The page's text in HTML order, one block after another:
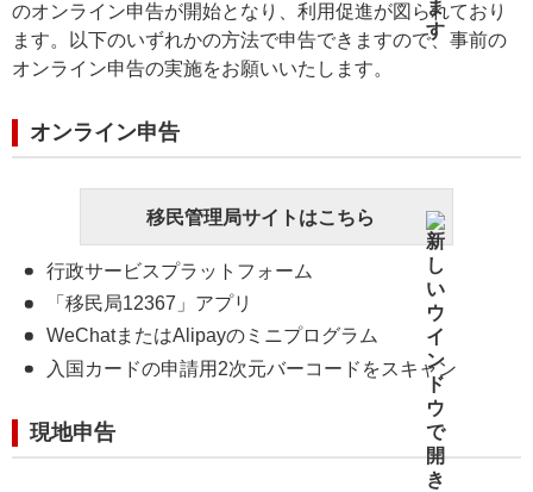
のオンライン申告が開始となり、利用促進が図られており
ます。以下のいずれかの方法で申告できますので、事前の
オンライン申告の実施をお願いいたします。
オンライン申告
移民管理局サイトはこちら
行政サービスプラットフォーム
「移民局12367」アプリ
WeChatまたはAlipayのミニプログラム
入国カードの申請用2次元バーコードをスキャン
現地申告